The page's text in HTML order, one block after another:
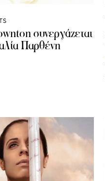
συνεργάζεται
Παρθένη